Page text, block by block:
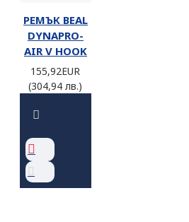
РЕМЪК BEAL
DYNAPRO-
AIR V HOOK
155,92EUR
(304,94 лв.)